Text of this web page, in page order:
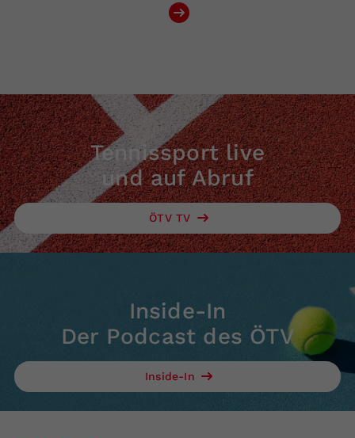
Tennissport live
und auf Abruf
ÖTV TV
Inside-In
Der Podcast des ÖTV
Inside-In